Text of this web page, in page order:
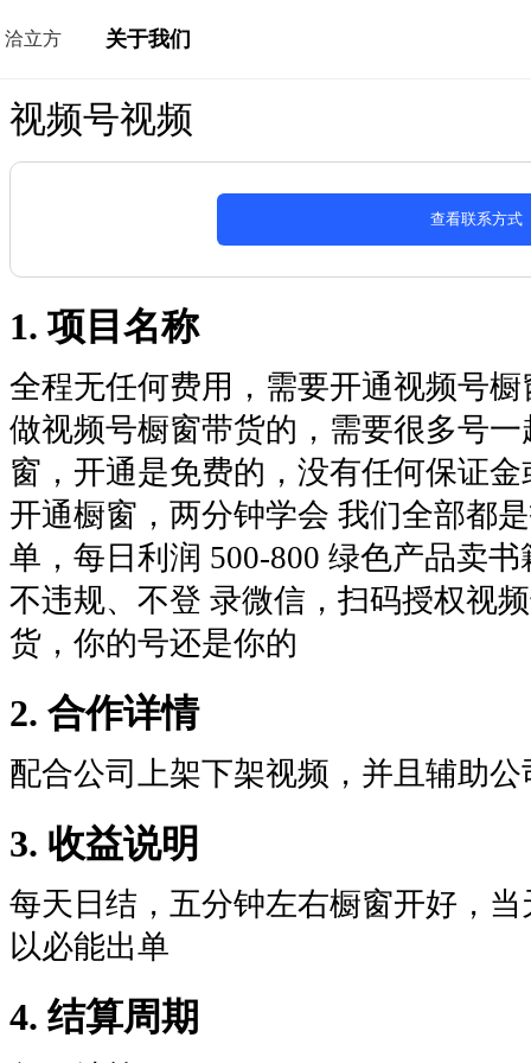
洽立方 关于我们
视频号视频
查看联系方式
1. 项目名称
全程无任何费用，需要开通视频号
做视频号橱窗带货的，需要很多号
窗，开通是免费的，没有任何保证
开通橱窗，两分钟学会 我们全部都
单，每日利润 500-800 绿色产品卖
不违规、不登 录微信，扫码授权视
货，你的号还是你的
2. 合作详情
配合公司上架下架视频，并且辅助
3. 收益说明
每天日结，五分钟左右橱窗开好，
以必能出单
4. 结算周期